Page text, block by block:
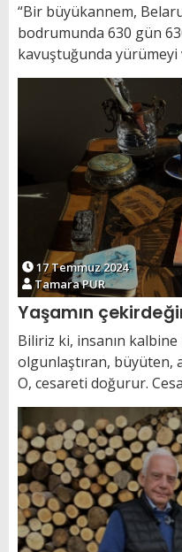
“Bir büyükannem,
bodrumunda 630 gün
kavuştuğunda yürümeyi
17 Temmuz 2024
Tamara PUR
Yaşamın
Biliriz ki, insanın
olgunlaştıran, büyüten,
O, cesareti doğurur.